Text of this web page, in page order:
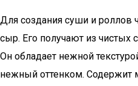
Для создания суши и роллов
сыр. Его получают из чистых
Он обладает нежной
нежный оттенком. Содержит